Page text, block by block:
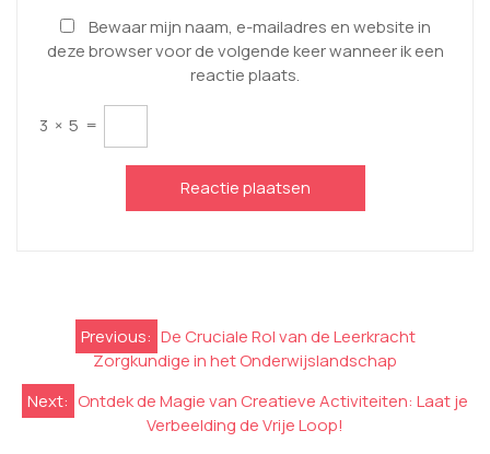
Bewaar mijn naam, e-mailadres en website in
deze browser voor de volgende keer wanneer ik een
reactie plaats.
3 × 5 =
Berichtnavigatie
Previous: De Cruciale Rol van de Leerkracht
Zorgkundige in het Onderwijslandschap
Next: Ontdek de Magie van Creatieve Activiteiten: Laat je
Verbeelding de Vrije Loop!